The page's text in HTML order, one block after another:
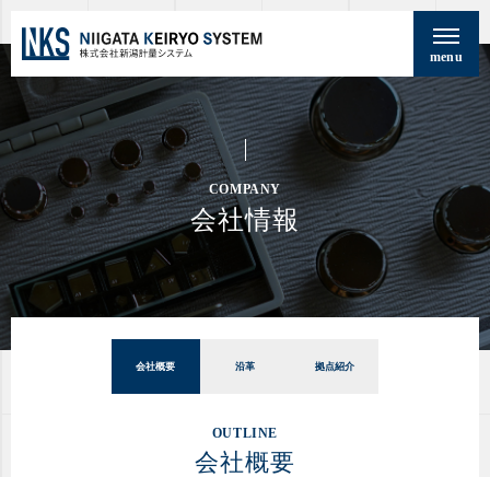
menu
COMPANY
会社情報
会社概要 沿革 拠点紹介
OUTLINE
会社概要